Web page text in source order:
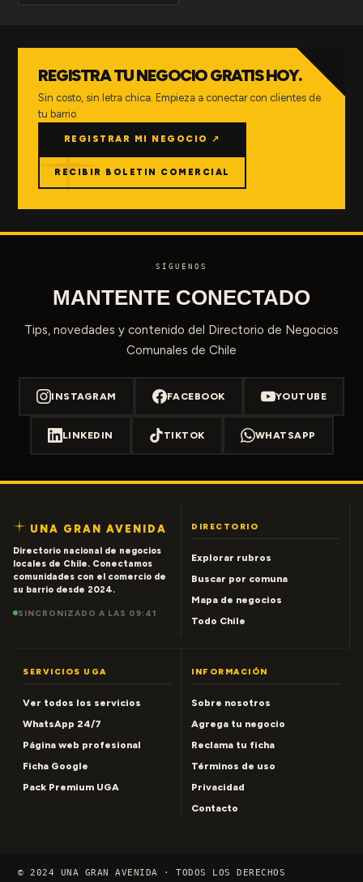
REGISTRA TU NEGOCIO GRATIS HOY.
Sin costo, sin letra chica. Empieza a conectar con clientes de
tu barrio.
REGISTRAR MI NEGOCIO ↗
RECIBIR BOLETIN COMERCIAL
SÍGUENOS
MANTENTE CONECTADO
Tips, novedades y contenido del Directorio de Negocios
Comunales de Chile
INSTAGRAM FACEBOOK YOUTUBE
LINKEDIN TIKTOK WHATSAPP
UNA GRAN AVENIDA
Directorio nacional de negocios
locales de Chile. Conectamos
comunidades con el comercio de
su barrio desde 2024.
SINCRONIZADO A LAS 09:41
DIRECTORIO
Explorar rubros
Buscar por comuna
Mapa de negocios
Todo Chile
SERVICIOS UGA
Ver todos los servicios
WhatsApp 24/7
Página web profesional
Ficha Google
Pack Premium UGA
INFORMACIÓN
Sobre nosotros
Agrega tu negocio
Reclama tu ficha
Términos de uso
Privacidad
Contacto
© 2024 UNA GRAN AVENIDA · TODOS LOS DERECHOS